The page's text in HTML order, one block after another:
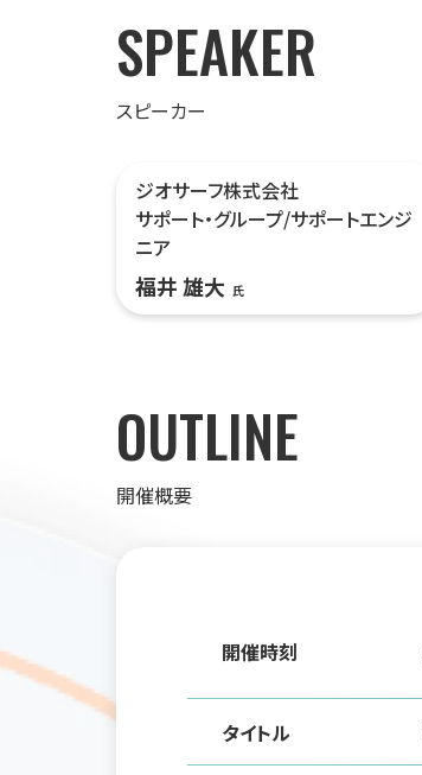
SPEAKER
スピーカー
ジオサーフ株式会社
サポート・グループ/サポートエンジ
ニア
福井 雄⼤ 氏
OUTLINE
開催概要
開催時刻
タイトル